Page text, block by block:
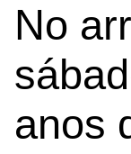
No
anos